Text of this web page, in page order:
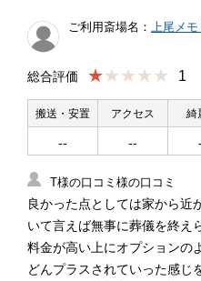
ご利用斎場名： 上尾メ
総合評価 ★ 1
搬送・安置
--
アクセス
--
綺
T様の口コミ様の口コミ
良かった点としては家から近
いて言えば無事に葬儀を終え
料金が高い上にオプションの
どんプラスされていった感じ